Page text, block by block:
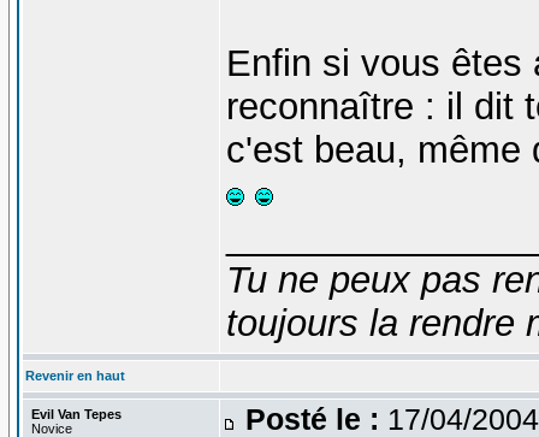
Enfin si vous êtes
reconnaître : il dit
c'est beau,
Tu ne peux pas
toujours la rendre
Revenir en haut
Evil Van Tepes
Novice
Posté le : 17/04/